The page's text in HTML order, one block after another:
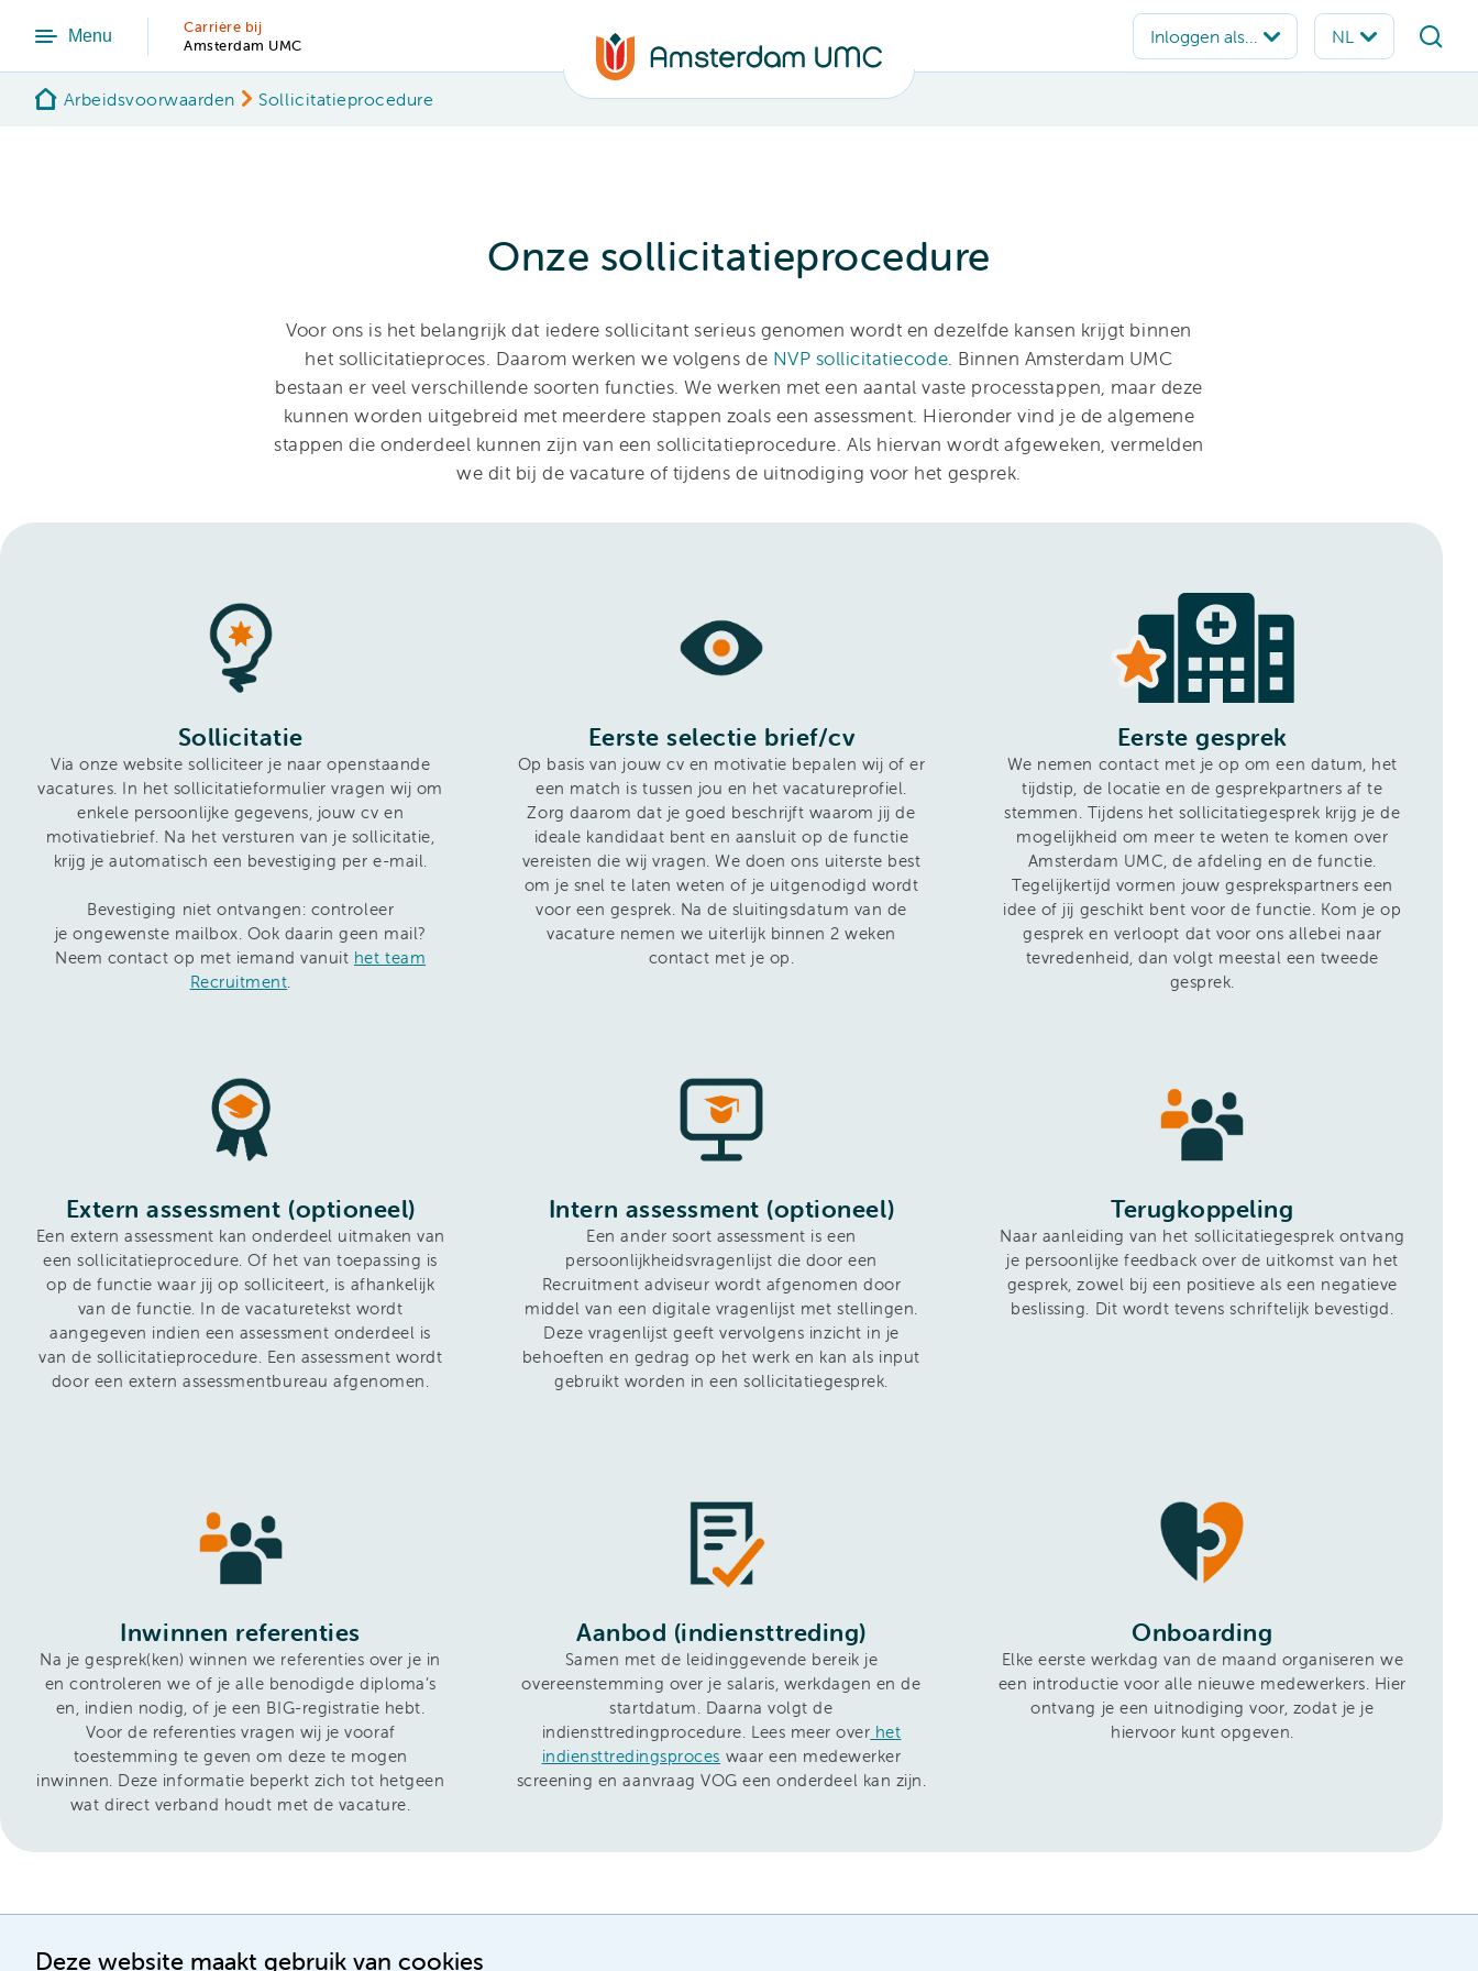
Deze website maakt gebruik van cookies
Menu
Carrière bij
Amsterdam UMC
Arbeidsvoorwaarden Sollicitatieprocedure
Onze sollicitatieprocedure
Voor ons is het belangrijk dat iedere sollicitant serieus genomen wordt en dezelfde kansen krijgt binnen
het sollicitatieproces. Daarom werken we volgens de NVP sollicitatiecode. Binnen Amsterdam UMC
bestaan er veel verschillende soorten functies. We werken met een aantal vaste processtappen, maar deze
kunnen worden uitgebreid met meerdere stappen zoals een assessment. Hieronder vind je de algemene
stappen die onderdeel kunnen zijn van een sollicitatieprocedure. Als hiervan wordt afgeweken, vermelden
we dit bij de vacature of tijdens de uitnodiging voor het gesprek.
Sollicitatie
Via onze website solliciteer je naar openstaande
vacatures. In het sollicitatieformulier vragen wij om
enkele persoonlijke gegevens, jouw cv en
motivatiebrief. Na het versturen van je sollicitatie,
krijg je automatisch een bevestiging per e-mail.
Bevestiging niet ontvangen: controleer
je ongewenste mailbox. Ook daarin geen mail?
Neem contact op met iemand vanuit het team
Recruitment.
Eerste selectie brief/cv
Op basis van jouw cv en motivatie bepalen wij of er
een match is tussen jou en het vacatureprofiel.
Zorg daarom dat je goed beschrijft waarom jij de
ideale kandidaat bent en aansluit op de functie
vereisten die wij vragen. We doen ons uiterste best
om je snel te laten weten of je uitgenodigd wordt
voor een gesprek. Na de sluitingsdatum van de
vacature nemen we uiterlijk binnen 2 weken
contact met je op.
Eerste gesprek
We nemen contact met je op om een datum, het
tijdstip, de locatie en de gesprekpartners af te
stemmen. Tijdens het sollicitatiegesprek krijg je de
mogelijkheid om meer te weten te komen over
Amsterdam UMC, de afdeling en de functie.
Tegelijkertijd vormen jouw gesprekspartners een
idee of jij geschikt bent voor de functie. Kom je op
gesprek en verloopt dat voor ons allebei naar
tevredenheid, dan volgt meestal een tweede
gesprek.
Extern assessment (optioneel)
Een extern assessment kan onderdeel uitmaken van
een sollicitatieprocedure. Of het van toepassing is
op de functie waar jij op solliciteert, is afhankelijk
van de functie. In de vacaturetekst wordt
aangegeven indien een assessment onderdeel is
van de sollicitatieprocedure. Een assessment wordt
door een extern assessmentbureau afgenomen.
Intern assessment (optioneel)
Een ander soort assessment is een
persoonlijkheidsvragenlijst die door een
Recruitment adviseur wordt afgenomen door
middel van een digitale vragenlijst met stellingen.
Deze vragenlijst geeft vervolgens inzicht in je
behoeften en gedrag op het werk en kan als input
gebruikt worden in een sollicitatiegesprek.
Terugkoppeling
Naar aanleiding van het sollicitatiegesprek ontvang
je persoonlijke feedback over de uitkomst van het
gesprek, zowel bij een positieve als een negatieve
beslissing. Dit wordt tevens schriftelijk bevestigd.
Inwinnen referenties
Na je gesprek(ken) winnen we referenties over je in
en controleren we of je alle benodigde diploma’s
en, indien nodig, of je een BIG-registratie hebt.
Voor de referenties vragen wij je vooraf
toestemming te geven om deze te mogen
inwinnen. Deze informatie beperkt zich tot hetgeen
wat direct verband houdt met de vacature.
Aanbod (indiensttreding)
Samen met de leidinggevende bereik je
overeenstemming over je salaris, werkdagen en de
startdatum. Daarna volgt de
indiensttredingprocedure. Lees meer over het
indiensttredingsproces waar een medewerker
screening en aanvraag VOG een onderdeel kan zijn.
Onboarding
Elke eerste werkdag van de maand organiseren we
een introductie voor alle nieuwe medewerkers. Hier
ontvang je een uitnodiging voor, zodat je je
hiervoor kunt opgeven.